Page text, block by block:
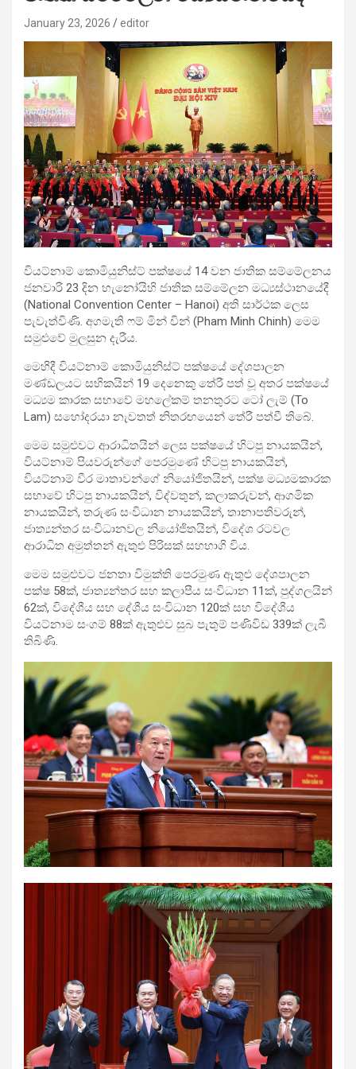
January 23, 2026 editor
වියට්නාම් කොමියුනිස්ට් පක්ෂයේ 14 වන ජාතික සම්මේලනය
ජනවාරි 23 දින හැනෝයිහි ජාතික සම්මේලන මධ්‍යස්ථානයේදී
(National Convention Center – Hanoi) අති සාර්ථක ලෙස
පැවැත්විණි. අගමැති ෆම් මින් චින් (Pham Minh Chinh) මෙම
සමුළුවේ මුලසුන දැරීය.
මෙහිදී වියට්නාම් කොමියුනිස්ට් පක්ෂයේ දේශපාලන
මණ්ඩලයට සභිකයින් 19 දෙනෙකු තේරී පත් වූ අතර පක්ෂයේ
මධ්‍යම කාරක සභාවේ මහලේකම් තනතුරට ටෝ ලැම් (To
Lam) සහෝදරයා නැවතත් නිතරඟයෙන් තේරී පත්වී තිබේ.
මෙම සමුළුවට ආරාධිතයින් ලෙස පක්ෂයේ හිටපු නායකයින්,
වියට්නාම් පියවරුන්ගේ පෙරමුණේ හිටපු නායකයින්,
වියට්නාම් වීර මාතාවන්ගේ නියෝජිතයින්, පක්ෂ මධ්‍යමකාරක
සභාවේ හිටපු නායකයින්, විද්වතුන්, කලාකරුවන්, ආගමික
නායකයින්, තරුණ සංවිධාන නායකයින්, තානාපතිවරුන්,
ජාත්‍යන්තර සංවිධානවල නියෝජිතයින්, විදේශ රටවල
ආරාධිත අමුත්තන් ඇතුළු පිරිසක් සහභාගි විය.
මෙම සමුළුවට ජනතා විමුක්ති පෙරමුණ ඇතුළු දේශපාලන
පක්ෂ 58ක්, ජාත්‍යන්තර සහ කලාපීය සංවිධාන 11ක්, පුද්ගලයින්
62ක්, විදේශීය සහ දේශීය සංවිධාන 120ක් සහ විදේශීය
වියට්නාම සංගම් 88ක් ඇතුළුව සුබ පැතුම් පණිවිඩ 339ක් ලැබී
තිබිණි.